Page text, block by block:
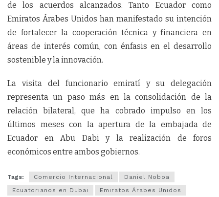
de los acuerdos alcanzados. Tanto Ecuador como
Emiratos Árabes Unidos han manifestado su intención
de fortalecer la cooperación técnica y financiera en
áreas de interés común, con énfasis en el desarrollo
sostenible y la innovación.
La visita del funcionario emiratí y su delegación
representa un paso más en la consolidación de la
relación bilateral, que ha cobrado impulso en los
últimos meses con la apertura de la embajada de
Ecuador en Abu Dabi y la realización de foros
económicos entre ambos gobiernos.
Tags: Comercio Internacional
Daniel Noboa
Ecuatorianos en Dubai
Emiratos Árabes Unidos